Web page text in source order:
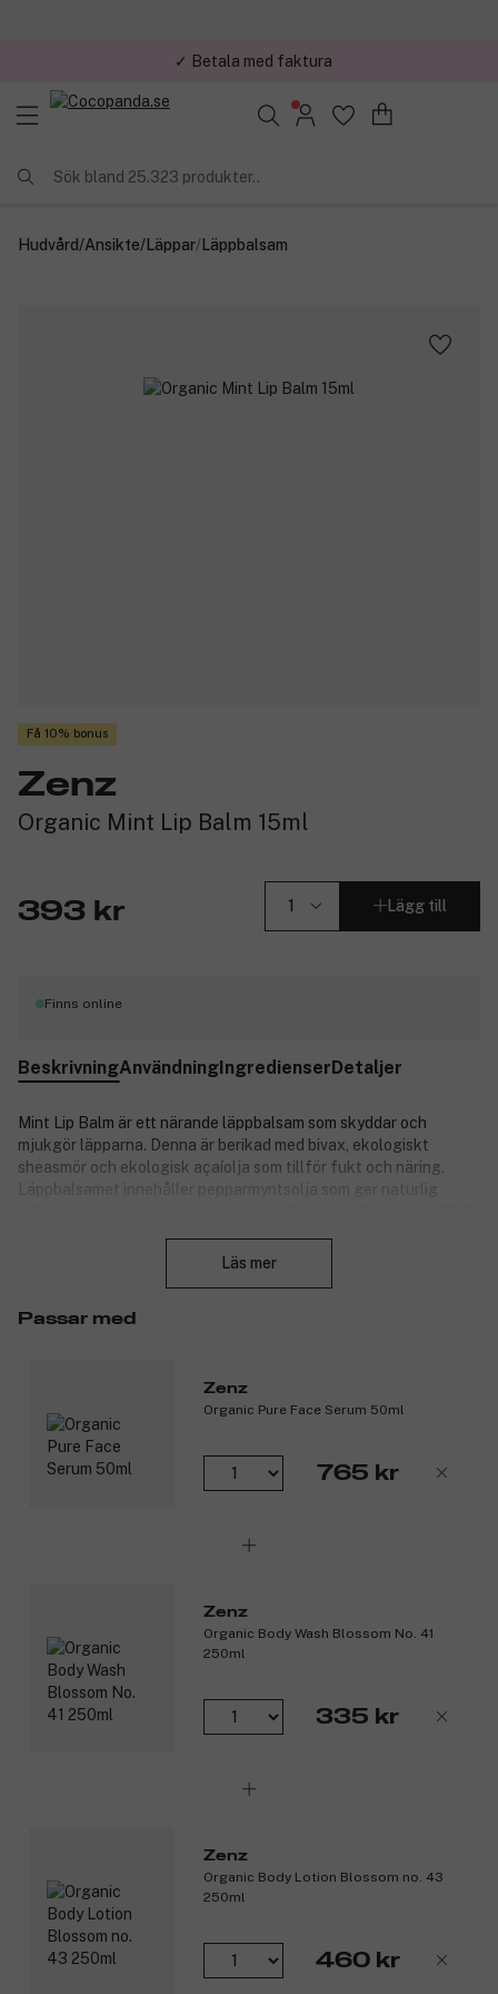
Sök bland 25.323 produkter..
Hudvård/Ansikte/Läppar/Läppbalsam
Få 10% bonus
Zenz
Organic Mint Lip Balm 15ml
393 kr Lägg till
Finns online
BeskrivningAnvändningIngredienserDetaljer
Mint Lip Balm är ett närande läppbalsam som skyddar och
mjukgör läpparna. Denna är berikad med bivax, ekologiskt
sheasmör och ekologisk açaíolja som tillför fukt och näring.
Läppbalsamet innehåller pepparmyntsolja som ger naturlig
papper och är FSC-certifierad. Produkten är certifierad av
certifierat ekologiska.
Läs mer
Passar med
Zenz
Organic Pure Face Serum 50ml
765 kr
Zenz
Organic Body Wash Blossom No. 41
250ml
335 kr
Zenz
Organic Body Lotion Blossom no. 43
250ml
460 kr